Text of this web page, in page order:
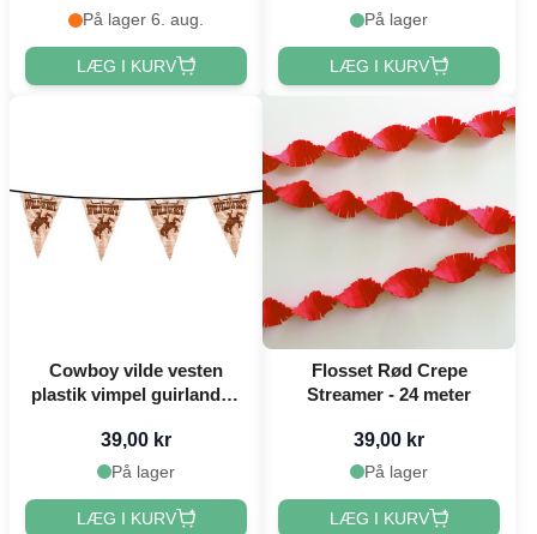
På lager 6. aug.
LÆG I KURV
På lager
LÆG I KURV
Cowboy vilde vesten
plastik vimpel guirlande -
39,00 kr
På lager
LÆG I KURV
Flosset Rød Crepe
Streamer - 24 meter
39,00 kr
På lager
LÆG I KURV